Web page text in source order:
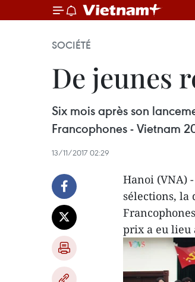
SOCIÉTÉ
De jeunes
Six mois après son
Francophones - Vietnam
13/11/2017 02:29
Hanoi (VNA)
sélections, la
prix a eu lieu